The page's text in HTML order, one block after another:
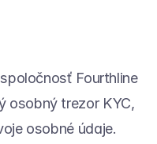
Fourthline
osobný trezor KYC,
osobné údaje.